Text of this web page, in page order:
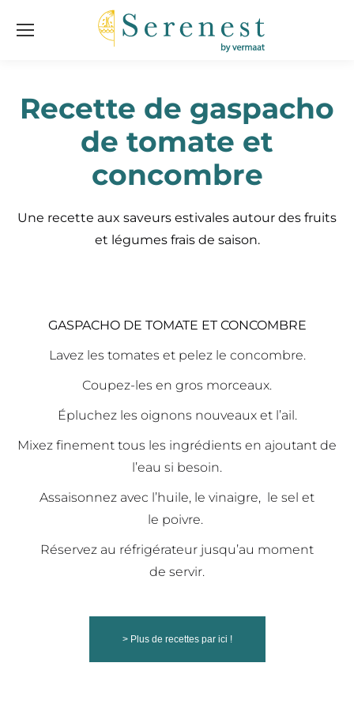
Recette de gaspacho
de tomate et
concombre
Une recette aux saveurs estivales autour des fruits
et légumes frais de saison.
GASPACHO DE TOMATE ET CONCOMBRE
Lavez les tomates et pelez le concombre.
Coupez-les en gros morceaux.
Épluchez les oignons nouveaux et l’ail.
Mixez finement tous les ingrédients en ajoutant de
l’eau si besoin.
Assaisonnez avec l’huile, le vinaigre, le sel et
le poivre.
Réservez au réfrigérateur jusqu’au moment
de servir.
> Plus de recettes par ici !